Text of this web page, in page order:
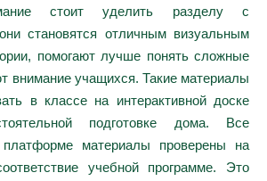
стоит уделить разделу с
становятся отличным визуальным
помогают лучше понять сложные
внимание учащихся. Такие материалы
в классе на интерактивной доске
подготовке дома. Все
материалы проверены на
учебной программе. Это